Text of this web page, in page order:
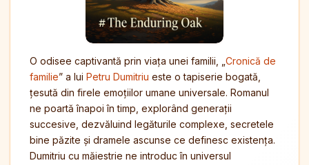
O odisee captivantă prin viața unei familii, „ Cronică de
familie” a lui Petru Dumitriu este o tapiserie bogată,
țesută din firele emoțiilor umane universale. Romanul
ne poartă înapoi în timp, explorând generații
succesive, dezvăluind legăturile complexe, secretele
bine păzite și dramele ascunse ce definesc existența.
Dumitriu cu măiestrie ne introduc în universul